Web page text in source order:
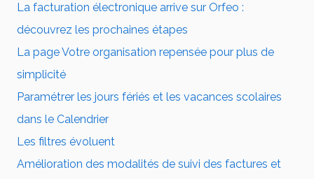
La facturation électronique arrive sur Orfeo :
découvrez les prochaines étapes
La page Votre organisation repensée pour plus de
simplicité
Paramétrer les jours fériés et les vacances scolaires
dans le Calendrier
Les filtres évoluent
Amélioration des modalités de suivi des factures et